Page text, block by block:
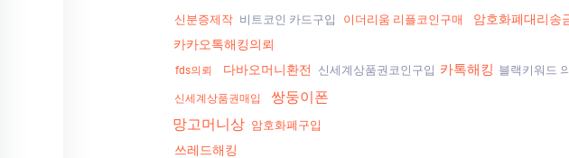
신분증제작 비트코인 카드구입 이더리움 리플코인구매 암호화폐대리송
카카오톡해킹의뢰
fds의뢰 다바오머니환전 신세계상품권코인구입 카톡해킹 블랙키워드
신세계상품권매입
쌍둥이폰
망고머니상 암호화폐구입
쓰레드해킹